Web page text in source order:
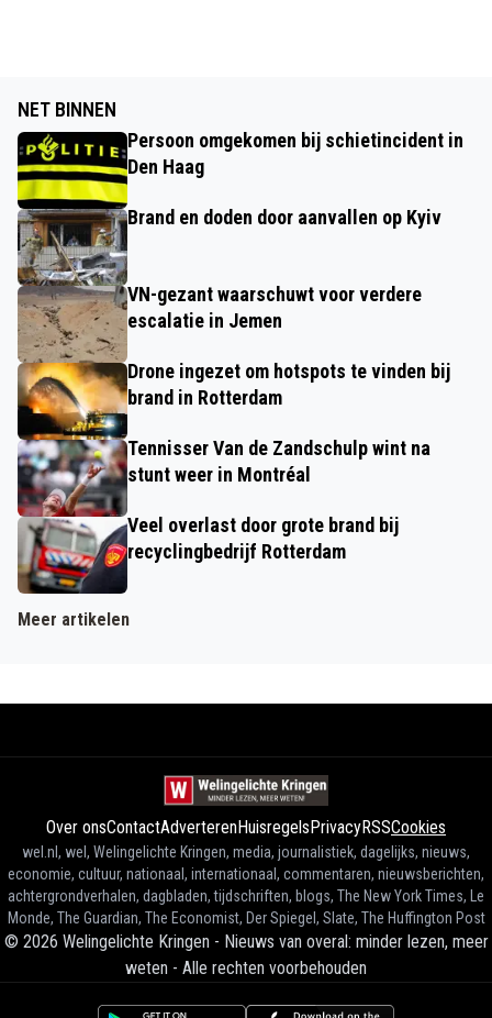
NET BINNEN
Persoon omgekomen bij schietincident in
Den Haag
Brand en doden door aanvallen op Kyiv
VN-gezant waarschuwt voor verdere
escalatie in Jemen
Drone ingezet om hotspots te vinden bij
brand in Rotterdam
Tennisser Van de Zandschulp wint na
stunt weer in Montréal
Veel overlast door grote brand bij
recyclingbedrijf Rotterdam
Meer artikelen
Over onsContactAdverterenHuisregelsPrivacyRSSCookies
wel.nl, wel, Welingelichte Kringen, media, journalistiek, dagelijks, nieuws,
economie, cultuur, nationaal, internationaal, commentaren, nieuwsberichten,
achtergrondverhalen, dagbladen, tijdschriften, blogs, The New York Times, Le
Monde, The Guardian, The Economist, Der Spiegel, Slate, The Huffington Post
© 2026 Welingelichte Kringen - Nieuws van overal: minder lezen, meer
weten - Alle rechten voorbehouden